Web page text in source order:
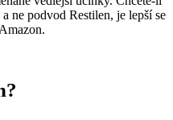
ne podvod Restilen, je lepší se